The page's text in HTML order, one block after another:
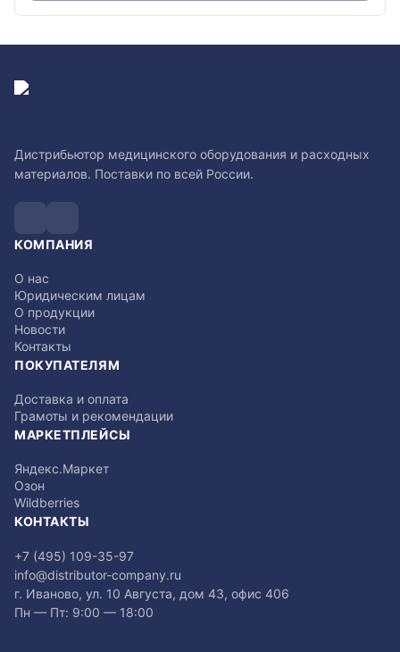
Дистрибьютор медицинского оборудования и расходных
материалов. Поставки по всей России.
КОМПАНИЯ
О нас
Юридическим лицам
О продукции
Новости
Контакты
ПОКУПАТЕЛЯМ
Доставка и оплата
Грамоты и рекомендации
МАРКЕТПЛЕЙСЫ
Яндекс.Маркет
Озон
Wildberries
КОНТАКТЫ
+7 (495) 109-35-97
info@distributor-company.ru
г. Иваново, ул. 10 Августа, дом 43, офис 406
Пн — Пт: 9:00 — 18:00